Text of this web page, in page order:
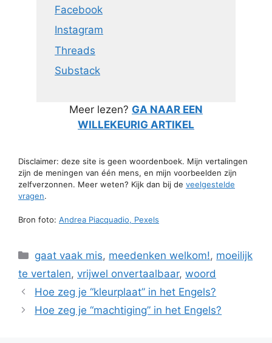
Facebook
Instagram
Threads
Substack
Meer lezen? GA NAAR EEN
WILLEKEURIG ARTIKEL
Disclaimer: deze site is geen woordenboek. Mijn vertalingen
zijn de meningen van één mens, en mijn voorbeelden zijn
zelfverzonnen. Meer weten? Kijk dan bij de veelgestelde
vragen.
Bron foto: Andrea Piacquadio, Pexels
Categorieën
gaat vaak mis, meedenken welkom!, moeilijk
te vertalen, vrijwel onvertaalbaar, woord
Hoe zeg je “kleurplaat” in het Engels?
Hoe zeg je “machtiging” in het Engels?